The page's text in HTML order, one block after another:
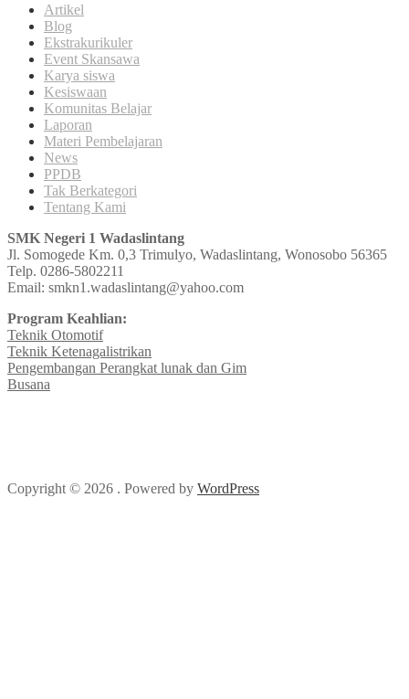
Artikel
Blog
Ekstrakurikuler
Event Skansawa
Karya siswa
Kesiswaan
Komunitas Belajar
Laporan
Materi Pembelajaran
News
PPDB
Tak Berkategori
Tentang Kami
SMK Negeri 1 Wadaslintang
Jl. Somogede Km. 0,3 Trimulyo, Wadaslintang, Wonosobo 56365
Telp. 0286-5802211
Email: smkn1.wadaslintang@yahoo.com
Program Keahlian:
Teknik Otomotif
Teknik Ketenagalistrikan
Pengembangan Perangkat lunak dan Gim
Busana
Copyright © 2026 . Powered by WordPress